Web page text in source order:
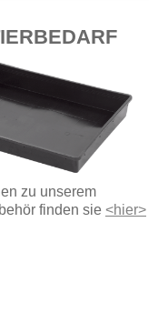
zu unserem
finden sie <hier>